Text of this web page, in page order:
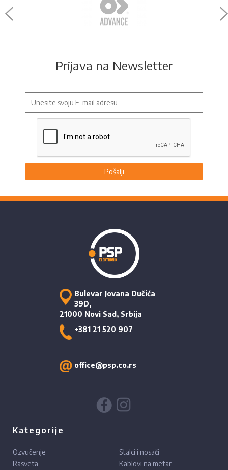
Prijava na Newsletter
Pošalji
Bulevar Jovana Dučića
39D,
21000 Novi Sad, Srbija
+381 21 520 907
office@psp.co.rs
Kategorije
Ozvučenje
Rasveta
Stalci i nosači
Kablovi na metar